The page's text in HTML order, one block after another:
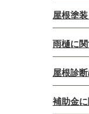
屋根塗
雨樋に
屋根診
補助金